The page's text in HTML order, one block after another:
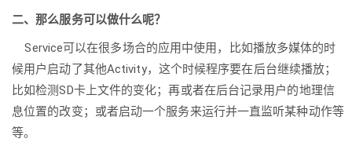
二、那么服务可以做什么呢？
Service可以在很多场合的应用中使用，比如播放多媒体的时
候用户启动了其他Activity，这个时候程序要在后台继续播放；
比如检测SD卡上文件的变化；再或者在后台记录用户的地理信
息位置的改变；或者启动一个服务来运行并一直监听某种动作等
等。